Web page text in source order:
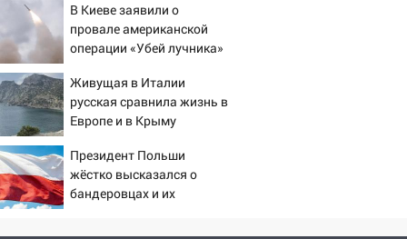
В Киеве заявили о
провале американской
операции «Убей лучника»
Живущая в Италии
русская сравнила жизнь в
Европе и в Крыму
Президент Польши
жёстко высказался о
бандеровцах и их